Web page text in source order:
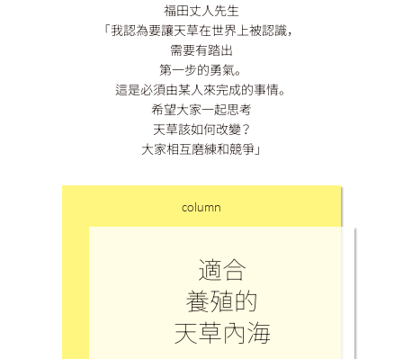
福田丈人先生
「我認為要讓天草在世界上被認識，
需要有踏出
第一步的勇氣。
這是必須由某人來完成的事情。
希望大家一起思考
天草該如何改變？
大家相互磨練和競爭」
column
適合
養殖的
天草內海